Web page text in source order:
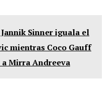
Sinner iguala el
mientras Coco Gauff
a Mirra Andreeva